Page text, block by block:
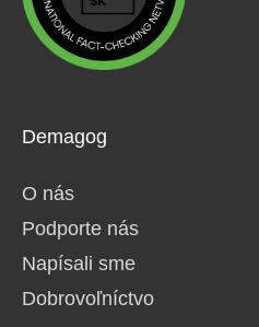
Demagog
O nás
Podporte nás
Napísali sme
Dobrovoľníctvo